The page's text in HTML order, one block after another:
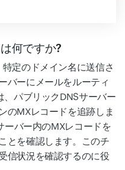
何ですか?
定のドメイン名に送信さ
バーにメールをルーティ
、パブリックDNSサーバー
のMXレコードを追跡しま
ーバー内のMXレコードを
とを確認します。このチ
信状況を確認するのに役